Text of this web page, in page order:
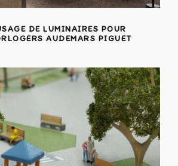
DE LUMINAIRES POUR
AUDEMARS PIGUET